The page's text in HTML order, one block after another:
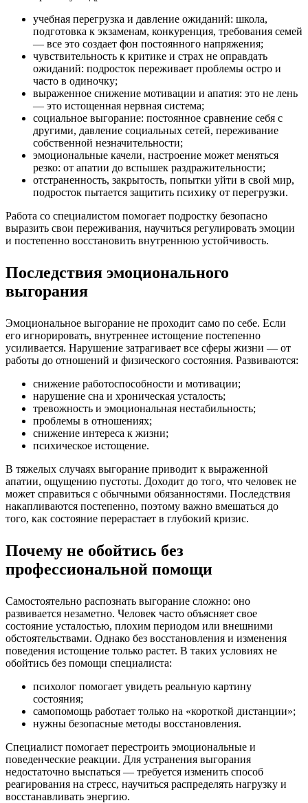
учебная перегрузка и давление ожиданий: школа,
подготовка к экзаменам, конкуренция, требования семей
— все это создает фон постоянного напряжения;
чувствительность к критике и страх не оправдать
ожиданий: подросток переживает проблемы остро и
часто в одиночку;
выраженное снижение мотивации и апатия: это не лень
— это истощенная нервная система;
социальное выгорание: постоянное сравнение себя с
другими, давление социальных сетей, переживание
собственной незначительности;
эмоциональные качели, настроение может меняться
резко: от апатии до вспышек раздражительности;
отстраненность, закрытость, попытки уйти в свой мир,
подросток пытается защитить психику от перегрузки.
Работа со специалистом помогает подростку безопасно
выразить свои переживания, научиться регулировать эмоции
и постепенно восстановить внутреннюю устойчивость.
Последствия эмоционального
выгорания
Эмоциональное выгорание не проходит само по себе. Если
его игнорировать, внутреннее истощение постепенно
усиливается. Нарушение затрагивает все сферы жизни — от
работы до отношений и физического состояния. Развиваются:
снижение работоспособности и мотивации;
нарушение сна и хроническая усталость;
тревожность и эмоциональная нестабильность;
проблемы в отношениях;
снижение интереса к жизни;
психическое истощение.
В тяжелых случаях выгорание приводит к выраженной
апатии, ощущению пустоты. Доходит до того, что человек не
может справиться с обычными обязанностями. Последствия
накапливаются постепенно, поэтому важно вмешаться до
того, как состояние перерастает в глубокий кризис.
Почему не обойтись без
профессиональной помощи
Самостоятельно распознать выгорание сложно: оно
развивается незаметно. Человек часто объясняет свое
состояние усталостью, плохим периодом или внешними
обстоятельствами. Однако без восстановления и изменения
поведения истощение только растет. В таких условиях не
обойтись без помощи специалиста:
психолог помогает увидеть реальную картину
состояния;
самопомощь работает только на «короткой дистанции»;
нужны безопасные методы восстановления.
Специалист помогает перестроить эмоциональные и
поведенческие реакции. Для устранения выгорания
недостаточно выспаться — требуется изменить способ
реагирования на стресс, научиться распределять нагрузку и
восстанавливать энергию.